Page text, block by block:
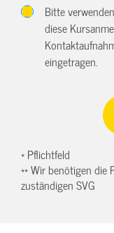
Bitte
diese
eingetragen.
* Pflichtfeld
** Wir benötigen die
zuständigen SVG